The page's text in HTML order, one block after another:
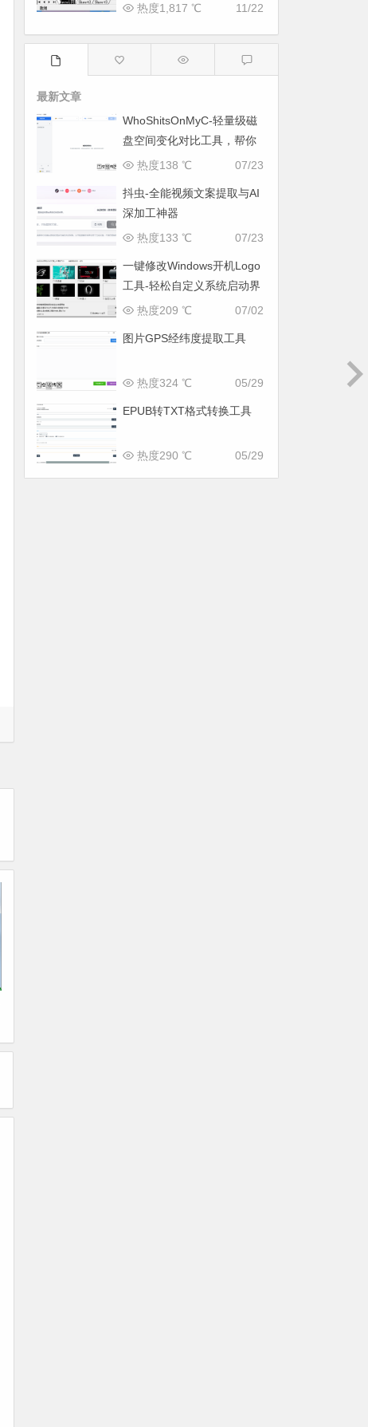
11/22
热度1,817 ℃
最新文章
WhoShitsOnMyC-轻量级磁
盘空间变化对比工具，帮你
找出“吃掉”空间的罪魁祸首
07/23
热度138 ℃
抖虫-全能视频文案提取与AI
深加工神器
07/23
热度133 ℃
一键修改Windows开机Logo
工具-轻松自定义系统启动界
面
07/02
热度209 ℃
图片GPS经纬度提取工具
05/29
热度324 ℃
EPUB转TXT格式转换工具
05/29
热度290 ℃